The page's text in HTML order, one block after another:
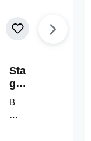
Sta
geri
ser-
LE
D-
B
un